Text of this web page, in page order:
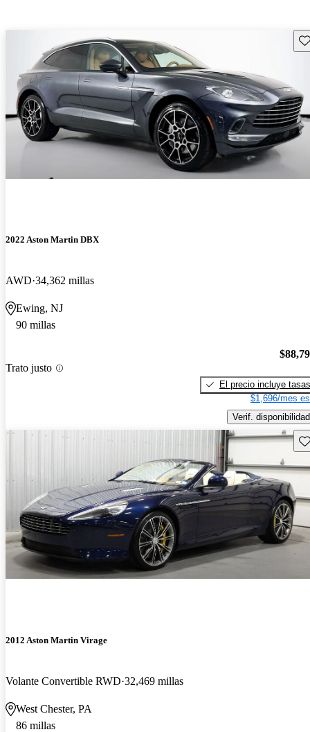
2022 Aston Martin DBX
AWD 34,362 millas
Ewing, NJ
90 millas
Trato justo
El precio incluye tasas
$1,696/mes
Verif. disponibilidad
2012 Aston Martin Virage
Volante Convertible RWD 32,469 millas
West Chester, PA
86 millas